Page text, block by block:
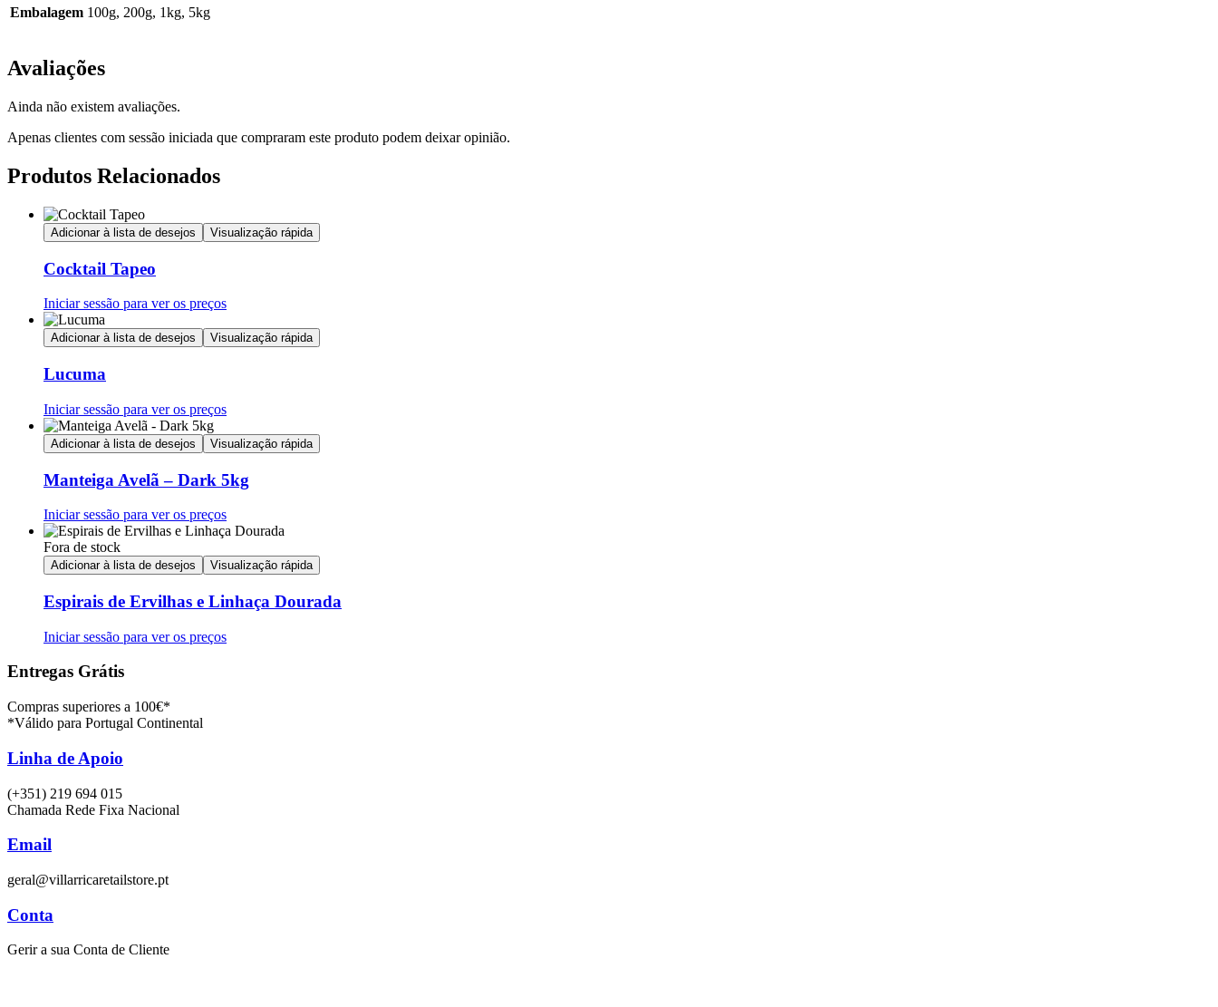
Embalagem 100g, 200g, 1kg, 5kg
Avaliações
Ainda não existem avaliações.
Apenas clientes com sessão iniciada que compraram este produto podem deixar opinião.
Produtos Relacionados
Adicionar à lista de desejos Visualização rápida
Cocktail Tapeo
Iniciar sessão para ver os preços
Adicionar à lista de desejos Visualização rápida
Lucuma
Iniciar sessão para ver os preços
Adicionar à lista de desejos Visualização rápida
Manteiga Avelã – Dark 5kg
Iniciar sessão para ver os preços
Fora de stock
Adicionar à lista de desejos Visualização rápida
Espirais de Ervilhas e Linhaça Dourada
Iniciar sessão para ver os preços
Entregas Grátis
Compras superiores a 100€*
*Válido para Portugal Continental
Linha de Apoio
(+351) 219 694 015
Chamada Rede Fixa Nacional
Email
geral@villarricaretailstore.pt
Conta
Gerir a sua Conta de Cliente